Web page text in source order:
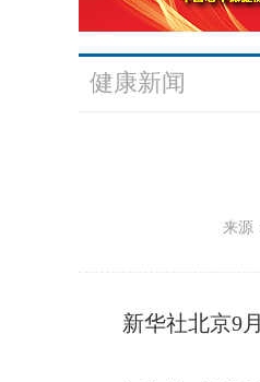
健康新闻
来源
新华社北京9月